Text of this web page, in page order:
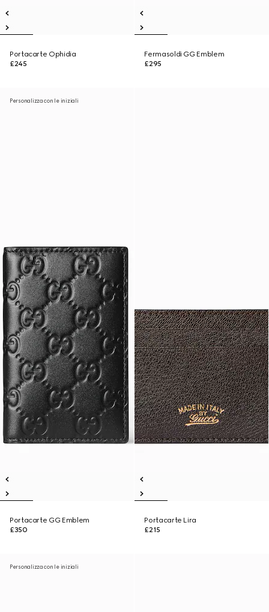
Portacarte Ophidia
£245
Fermasoldi GG Emblem
£295
Personalizza con le iniziali
Portacarte GG Emblem
£350
Portacarte Lira
£215
Personalizza con le iniziali